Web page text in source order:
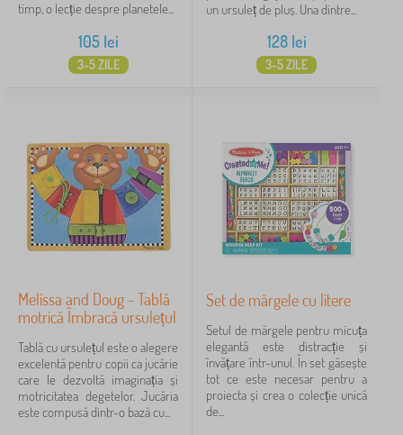
timp, o lecție despre planetele...
105lei
3-5 ZILE
un ursuleț de pluș. Una dintre...
128lei
3-5 ZILE
Melissa and Doug - Tablă
motrică Îmbracă ursulețul
Tablă cu ursulețul este o alegere
excelentă pentru copii ca jucărie
care le dezvoltă imaginația și
motricitatea degetelor. Jucăria
este compusă dintr-o bază cu...
Set de mărgele cu litere
Setul de mărgele pentru micuța
elegantă este distracție și
învățare într-unul. În set găsește
tot ce este necesar pentru a
proiecta și crea o colecție unică
de...